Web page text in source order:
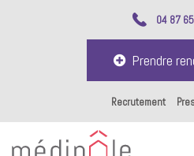
04 87
Prendre
Recrutement